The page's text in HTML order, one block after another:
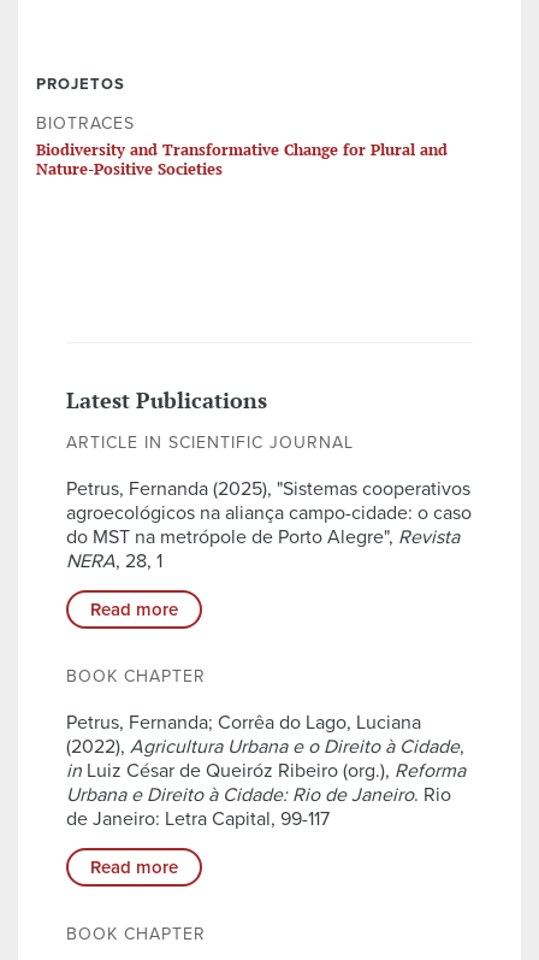
PROJETOS
BIOTRACES
Biodiversity and Transformative Change for Plural and
Nature-Positive Societies
Latest Publications
ARTICLE IN SCIENTIFIC JOURNAL
Petrus, Fernanda (2025), "Sistemas cooperativos
agroecológicos na aliança campo-cidade: o caso
do MST na metrópole de Porto Alegre", Revista
NERA, 28, 1
Read more
BOOK CHAPTER
Petrus, Fernanda; Corrêa do Lago, Luciana
(2022), Agricultura Urbana e o Direito à Cidade,
in Luiz César de Queiróz Ribeiro (org.), Reforma
Urbana e Direito à Cidade: Rio de Janeiro. Rio
de Janeiro: Letra Capital, 99-117
Read more
BOOK CHAPTER